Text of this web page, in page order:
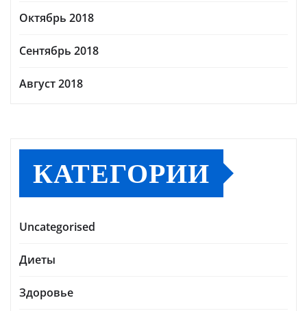
Октябрь 2018
Сентябрь 2018
Август 2018
КАТЕГОРИИ
Uncategorised
Диеты
Здоровье